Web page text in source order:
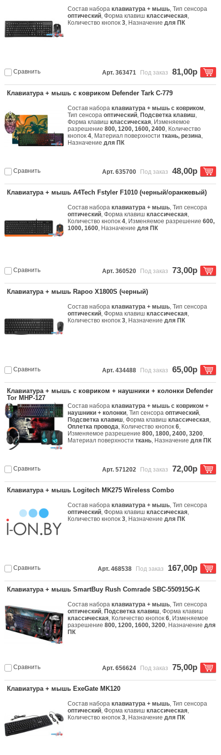
Состав набораклавиатура + мышь, Тип сенсора
оптический, Форма клавишклассическая,
Количество кнопок3, Назначениедля ПК
Сравнить Арт. 363471 Под заказ 81,00р
Клавиатура + мышь с ковриком Defender Tark C-779
Состав набораклавиатура + мышь с ковриком,
Тип сенсораоптический, Подсветка клавиш,
Форма клавишклассическая, Изменяемое
разрешение800, 1200, 1600, 2400, Количество
кнопок4, Материал поверхноститкань, резина,
Назначениедля ПК
Сравнить Арт. 635700 Под заказ 48,00р
Клавиатура + мышь A4Tech Fstyler F1010 (черный/оранжевый)
Состав набораклавиатура + мышь, Тип сенсора
оптический, Форма клавишклассическая,
Количество кнопок4, Изменяемое разрешение600,
1000, 1600, Назначениедля ПК
Сравнить Арт. 360520 Под заказ 73,00р
Клавиатура + мышь Rapoo X1800S (черный)
Состав набораклавиатура + мышь, Тип сенсора
оптический, Форма клавишклассическая,
Количество кнопок3, Назначениедля ПК
Сравнить Арт. 434488 Под заказ 65,00р
Клавиатура + мышь с ковриком + наушники + колонки Defender
Tor MHP-127
Состав набораклавиатура + мышь с ковриком +
наушники + колонки, Тип сенсораоптический,
Подсветка клавиш, Форма клавишклассическая,
Оплетка провода, Количество кнопок6,
Изменяемое разрешение800, 1800, 2400, 3200,
Материал поверхноститкань, Назначениедля ПК
Сравнить Арт. 571202 Под заказ 72,00р
Клавиатура + мышь Logitech MK275 Wireless Combo
Состав набораклавиатура + мышь, Тип сенсора
оптический, Форма клавишклассическая,
Количество кнопок3, Назначениедля ПК
Сравнить Арт. 468538 Под заказ 167,00р
Клавиатура + мышь SmartBuy Rush Comrade SBC-550915G-K
Состав набораклавиатура + мышь, Тип сенсора
оптический, Подсветка клавиш, Форма клавиш
классическая, Количество кнопок6, Изменяемое
разрешение800, 1200, 1600, 3200, Назначениедля
ПК
Сравнить Арт. 656624 Под заказ 75,00р
Клавиатура + мышь ExeGate MK120
Состав набораклавиатура + мышь, Тип сенсора
оптический, Форма клавишклассическая,
Количество кнопок3, Назначениедля ПК